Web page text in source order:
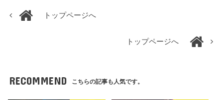
トップページへ
トップページへ
RECOMMEND こちらの記事も人気です。